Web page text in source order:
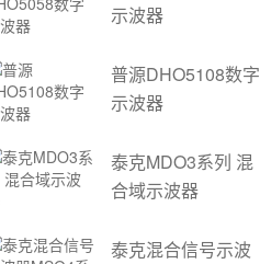
示波器
普源DHO5108数字
示波器
泰克MDO3系列 混
合域示波器
泰克混合信号示波